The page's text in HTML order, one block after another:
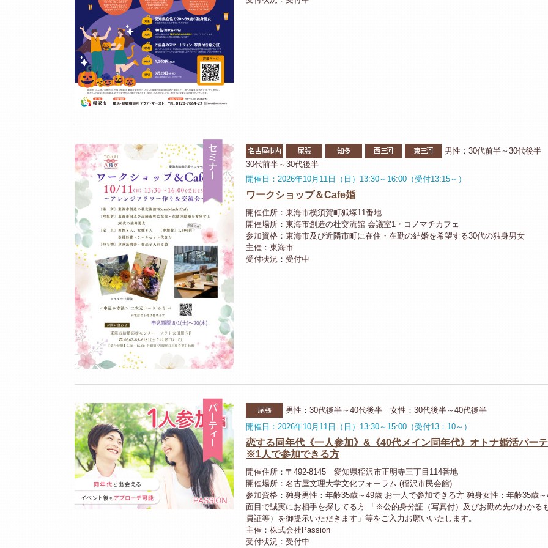
セミナー
名古屋市内 尾張 知多 西三河 東三河
男性：30代前半～30代後半
30代前半～30代後半
開催日：2026年10月11日（日）13:30～16:00（受付13:15～）
ワークショップ＆Cafe婚
開催住所：東海市横須賀町狐塚11番地
開催場所：東海市創造の杜交流館 会議室1・コノマチカフェ
参加資格：東海市及び近隣市町に在住・在勤の結婚を希望する30代の独身男女
主催：東海市
受付状況：受付中
パーティー
尾張
男性：30代後半～40代後半 女性：30代後半～40代後半
開催日：2026年10月11日（日）13:30～15:00（受付13：10～）
恋する同年代《一人参加》&《40代メイン同年代》オトナ婚活パー
※1人で参加できる方
開催住所：〒492-8145 愛知県稲沢市正明寺三丁目114番地
開催場所：名古屋文理大学文化フォーラム (稲沢市民会館)
参加資格：独身男性：年齢35歳～49歳 お一人で参加できる方 独身女性：年齢35歳
面目で誠実にお相手を探してる方 「※公的身分証（写真付）及びお勤め先のわかる
員証等）を御提示いただきます」等をご入力お願いいたします。
主催：株式会社Passion
受付状況：受付中